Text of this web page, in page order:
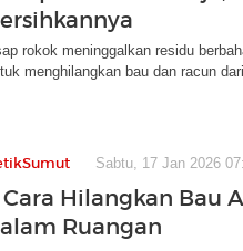
rokok meninggalkan residu
menghilangkan bau dan racun
Sabtu, 17 Jan 2026
Hilangkan Bau
Ruangan